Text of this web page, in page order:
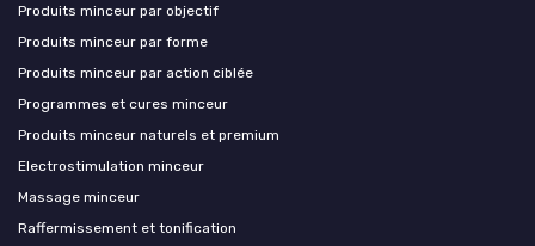
Produits minceur par objectif
Produits minceur par forme
Produits minceur par action ciblée
Programmes et cures minceur
Produits minceur naturels et premium
Electrostimulation minceur
Massage minceur
Raffermissement et tonification